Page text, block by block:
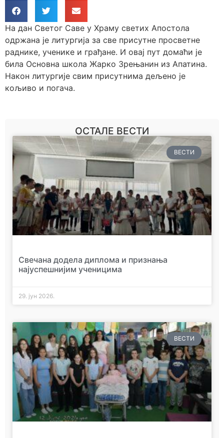
На дан Светог Саве у Храму светих Апостола
одржана је литургија за све присутне просветне
раднике, ученике и грађане. И овај пут домаћи је
била Основна школа Жарко Зрењанин из Апатина.
Након литургије свим присутнима дељено је
кољиво и погача.
ОСТАЛЕ ВЕСТИ
ВЕСТИ
Свечана додела диплома и признања
најуспешнијим ученицима
29. јун 2026.
ВЕСТИ